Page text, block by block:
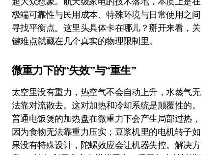
极端可靠性与民用成本、特殊环境与日常使用之间
寻找平衡点。这里头具体卡在哪儿？掰开来看，关
键难点就藏在几个真实的物理限制里。
微重力下的“失效”与“重生”
太空里没有重力，热空气不会自动上升，水蒸气无
法靠对流散去。这对加热和冷却系统是颠覆性的。
普通电饭煲的加热盘在微重力下会产生局部过热，
因为食物无法靠重力压实；豆浆机里的电机转子如
果没有特殊设计，陀螺效应会让机器失控。解决方